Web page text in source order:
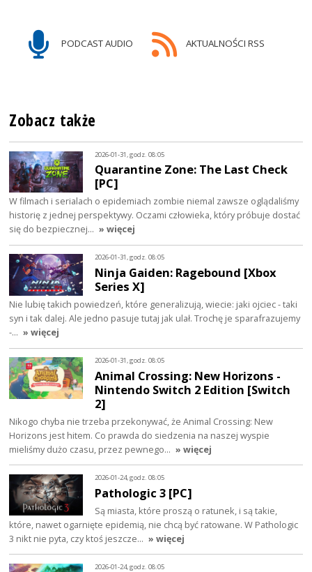
PODCAST AUDIO AKTUALNOŚCI RSS
Zobacz także
2026-01-31, godz. 08:05
Quarantine Zone: The Last Check
[PC]
W filmach i serialach o epidemiach zombie niemal zawsze oglądaliśmy
historię z jednej perspektywy. Oczami człowieka, który próbuje dostać
się do bezpiecznej… » więcej
2026-01-31, godz. 08:05
Ninja Gaiden: Ragebound [Xbox
Series X]
Nie lubię takich powiedzeń, które generalizują, wiecie: jaki ojciec - taki
syn i tak dalej. Ale jedno pasuje tutaj jak ulał. Trochę je sparafrazujemy
-… » więcej
2026-01-31, godz. 08:05
Animal Crossing: New Horizons -
Nintendo Switch 2 Edition [Switch
2]
Nikogo chyba nie trzeba przekonywać, że Animal Crossing: New
Horizons jest hitem. Co prawda do siedzenia na naszej wyspie
mieliśmy dużo czasu, przez pewnego… » więcej
2026-01-24, godz. 08:05
Pathologic 3 [PC]
Są miasta, które proszą o ratunek, i są takie,
które, nawet ogarnięte epidemią, nie chcą być ratowane. W Pathologic
3 nikt nie pyta, czy ktoś jeszcze… » więcej
2026-01-24, godz. 08:05